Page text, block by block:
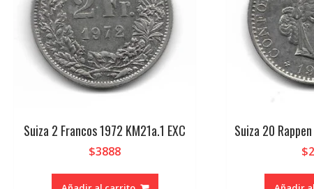
Suiza 2 Francos 1972 KM21a.1 EXC
$3888
Suiza 20
$